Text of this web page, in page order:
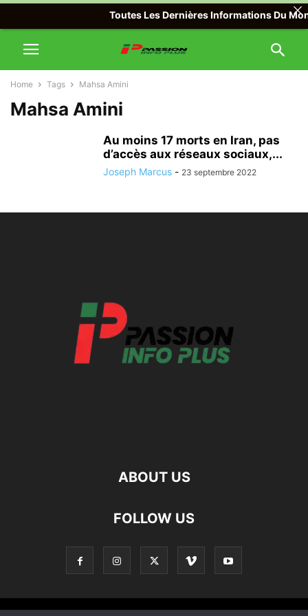
Home Tags Mahsa Amini
Mahsa Amini
Au moins 17 morts en Iran, pas
d’accès aux réseaux sociaux,...
Joseph Marcus - 23 septembre 2022
ABOUT US
FOLLOW US
Toutes Les Dernières Informations Du